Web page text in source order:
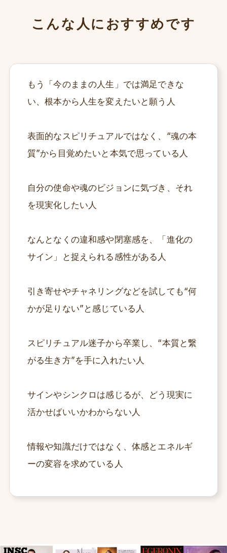
こんな人におすすめです
もう「今のままの人生」では満足できな
い、根本から人生を変えたいと願う人
表面的なスピリチュアルではなく、“魂の本
質”から目覚めたいと本気で思っている人
自分の使命や魂のビジョンに気づき、それ
を現実化したい人
なんとなくの違和感や閉塞感を、「進化の
サイン」と捉えられる感性がある人
引き寄せやチャネリングなどを試しても“何
かが足りない”と感じている人
スピリチュアル迷子から卒業し、“本質と繋
がる生き方”を手に入れたい人
サインやシンクロは感じるが、どう現実に
活かせばいいかわからない人
情報や知識だけではなく、体感とエネルギ
ーの変容を求めている人